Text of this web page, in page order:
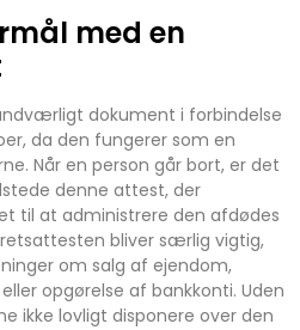
med en
dokument i forbindelse
da den fungerer som en
Når en person går bort, er det
denne attest, der
til at administrere den afdødes
bliver særlig vigtig,
om salg af ejendom,
opgørelse af bankkonti. Uden
ikke lovligt disponere over den